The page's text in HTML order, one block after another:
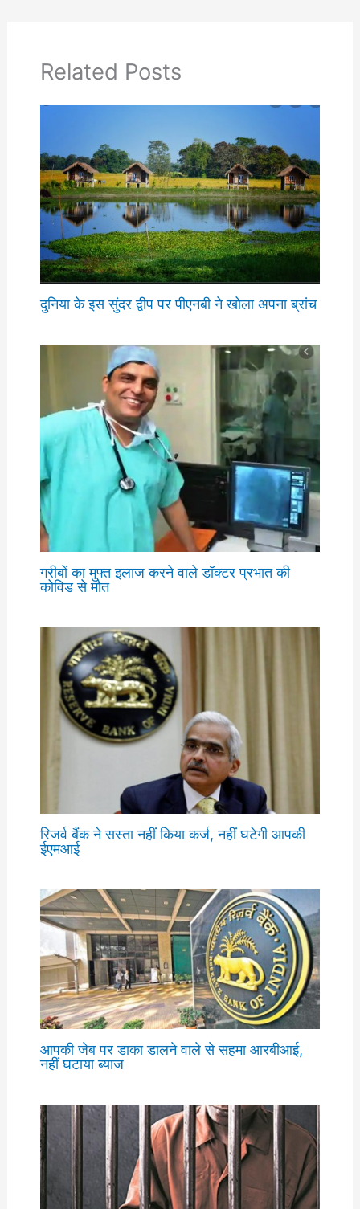
Related Posts
दुनिया के इस सुंदर द्वीप पर पीएनबी ने खोला अपना ब्रांच
गरीबों का मुफ्त इलाज करने वाले डॉक्टर प्रभात की
कोविड से मौत
रिजर्व बैंक ने सस्ता नहीं किया कर्ज, नहीं घटेगी आपकी
ईएमआई
आपकी जेब पर डाका डालने वाले से सहमा आरबीआई,
नहीं घटाया ब्याज